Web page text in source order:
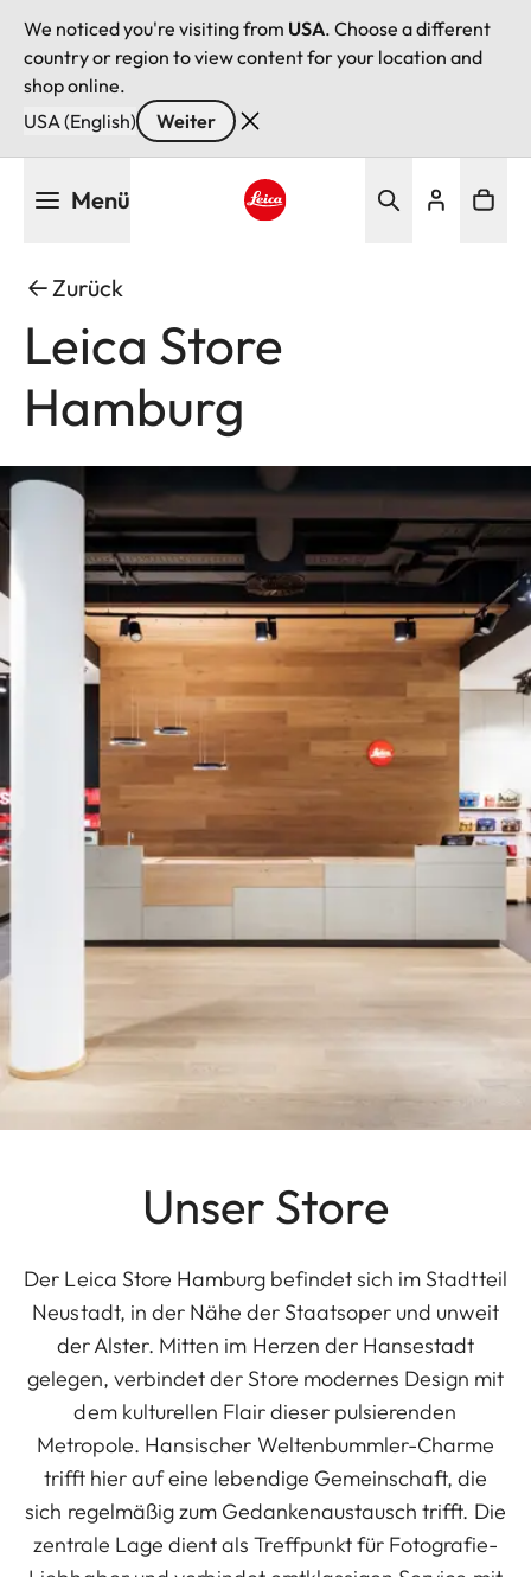
We noticed you're visiting from USA. Choose a different
country or region to view content for your location and
shop online.
USA (English)
Weiter
Menü
Zurück
Leica Store
Hamburg
Unser Store
Der Leica Store Hamburg befindet sich im Stadtteil
Neustadt, in der Nähe der Staatsoper und unweit
der Alster. Mitten im Herzen der Hansestadt
gelegen, verbindet der Store modernes Design mit
dem kulturellen Flair dieser pulsierenden
Metropole. Hansischer Weltenbummler-Charme
trifft hier auf eine lebendige Gemeinschaft, die
sich regelmäßig zum Gedankenaustausch trifft. Die
zentrale Lage dient als Treffpunkt für Fotografie-